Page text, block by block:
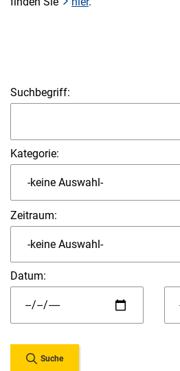
Suchbegriff:
Kategorie:
Zeitraum:
Datum:
Suche